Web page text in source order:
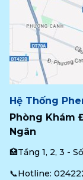
Hệ Thống
Phòng Khám
Ngân
🏥Tầng 1, 2, 3 -
📞Hotline: